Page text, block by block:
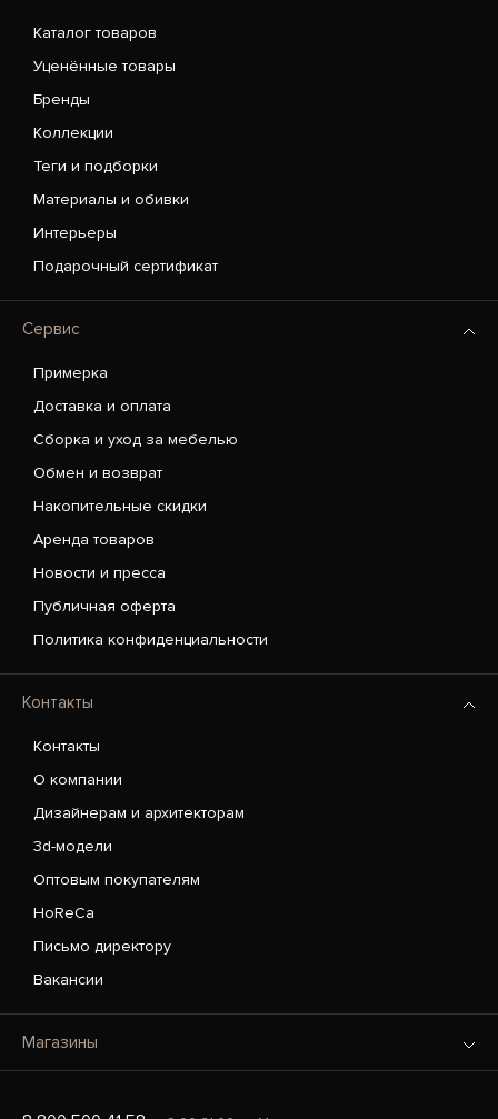
Каталог товаров
Уценённые товары
Бренды
Коллекции
Теги и подборки
Материалы и обивки
Интерьеры
Подарочный сертификат
Сервис
Примерка
Доставка и оплата
Сборка и уход за мебелью
Обмен и возврат
Накопительные скидки
Аренда товаров
Новости и пресса
Публичная оферта
Политика конфиденциальности
Контакты
Контакты
О компании
Дизайнерам и архитекторам
3d-модели
Оптовым покупателям
HoReCa
Письмо директору
Вакансии
Магазины